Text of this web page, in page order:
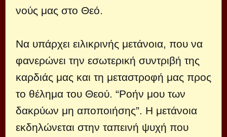
νούς μας στο Θεό.
Να υπάρχει ειλικρινής μετάνοια, που να
φανερώνει την εσωτερική συντριβή της
καρδιάς μας και τη μεταστροφή μας προς
το θέλημα του Θεού. “Ροήν μου των
δακρύων μη αποποιήσης”. Η μετάνοια
εκδηλώνεται στην ταπεινή ψυχή που